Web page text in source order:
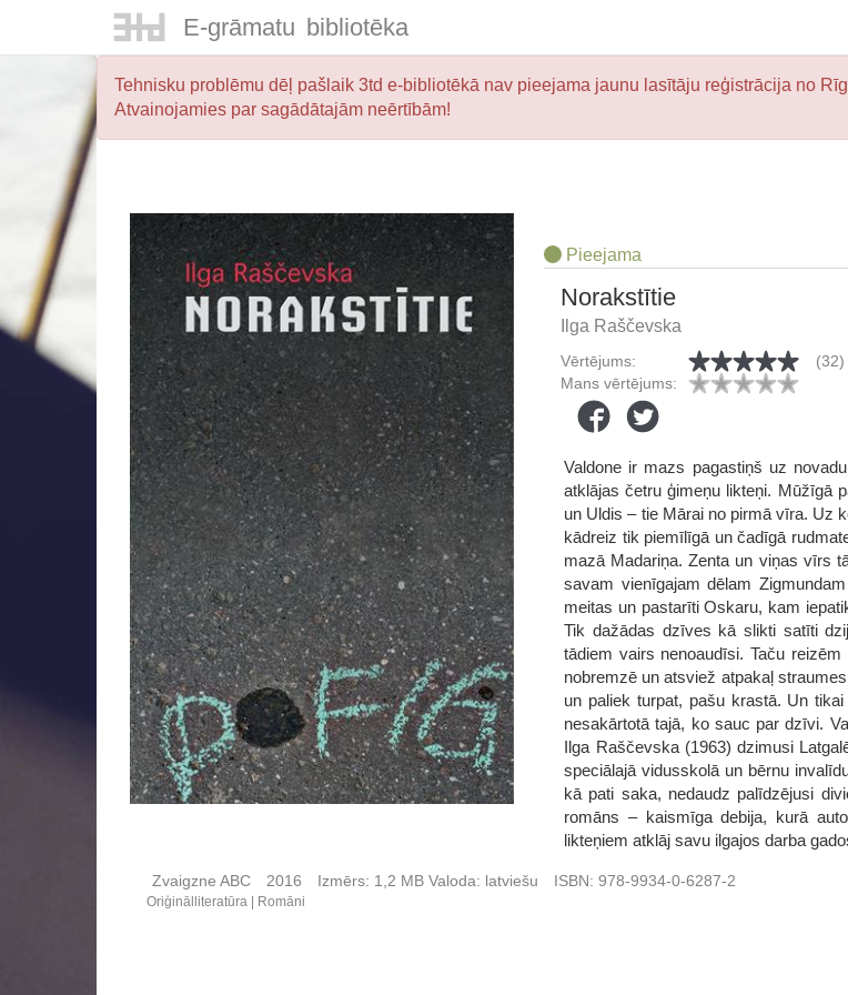
E-grāmatu bibliotēka
Tehnisku problēmu dēļ pašlaik 3td e-bibliotēkā nav pieejama jaunu lasītāju reģistrācija no
Atvainojamies par sagādātajām neērtībām!
Pieejama
Norakstītie
Ilga Raščevska
Vērtējums:
(32)
Mans vērtējums:
Valdone ir mazs pagastiņš uz
atklājas četru ģimeņu likteņi. Mūžīgā
un Uldis – tie Mārai no pirmā vīra. Uz
kādreiz tik piemīlīgā un čadīgā
mazā Madariņa. Zenta un viņas vīrs
savam vienīgajam dēlam
meitas un pastarīti Oskaru, kam
Tik dažādas dzīves kā slikti satīti
tādiem vairs nenoaudīsi. Taču
nobremzē un atsviež atpakaļ
un paliek turpat, pašu krastā. Un
nesakārtotā tajā, ko sauc par dzīvi.
Ilga Raščevska (1963) dzimusi
speciālajā vidusskolā un bērnu
kā pati saka, nedaudz palīdzējusi
romāns – kaismīga debija, kurā
likteņiem atklāj savu ilgajos darba
Zvaigzne ABC 2016 Izmērs: 1,2 MB Valoda: latviešu ISBN: 978-9934-0-6287-2
Oriģinālliteratūra Romāni